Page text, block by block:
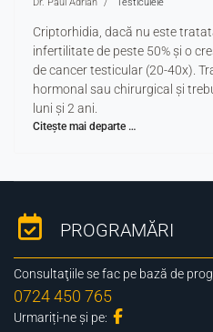
Criptorhidia, dacă nu este
infertilitate de peste 50% şi o
de cancer testicular (20-40x).
hormonal sau chirurgical şi
luni şi 2 ani.
Citește mai departe …
PROGRAMĂRI
Consultaţiile se fac pe bază de
0724 450 765
Urmariți-ne și pe: